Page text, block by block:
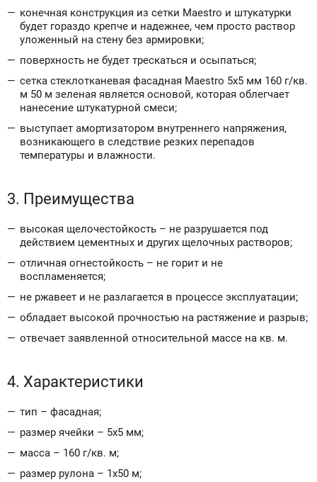
конечная конструкция из сетки Maestro и штукатурки
будет гораздо крепче и надежнее, чем просто раствор
уложенный на стену без армировки;
поверхность не будет трескаться и осыпаться;
сетка стеклотканевая фасадная Maestro 5х5 мм 160 г/кв.
м 50 м зеленая является основой, которая облегчает
нанесение штукатурной смеси;
выступает амортизатором внутреннего напряжения,
возникающего в следствие резких перепадов
температуры и влажности.
3. Преимущества
высокая щелочестойкость – не разрушается под
действием цементных и других щелочных растворов;
отличная огнестойкость – не горит и не
воспламеняется;
не ржавеет и не разлагается в процессе эксплуатации;
обладает высокой прочностью на растяжение и разрыв;
отвечает заявленной относительной массе на кв. м.
4. Характеристики
тип – фасадная;
размер ячейки – 5х5 мм;
масса – 160 г/кв. м;
размер рулона – 1х50 м;